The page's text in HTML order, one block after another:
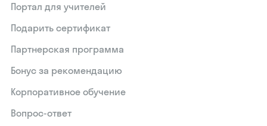
Портал для учителей
Подарить сертификат
Партнерская программа
Бонус за рекомендацию
Корпоративное обучение
Вопрос-ответ